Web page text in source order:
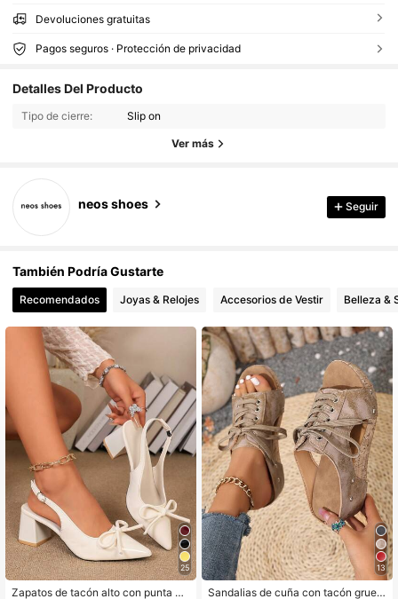
Devoluciones gratuitas
Pagos seguros · Protección de privacidad
Detalles Del Producto
Tipo de cierre: Slip on
Ver más
neos shoes Seguir
También Podría Gustarte
Recomendados Joyas & Relojes Accesorios de Vestir Belleza &
25
Zapatos de tacón alto con punta ne
13
Sandalias de cuña con tacón grues